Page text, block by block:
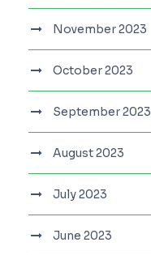
November 2023
October 2023
September 2023
August 2023
July 2023
June 2023